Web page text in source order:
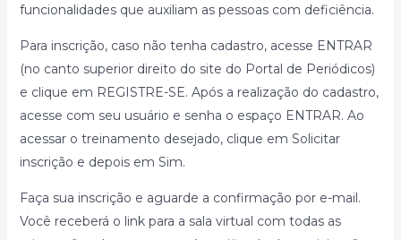
funcionalidades que auxiliam as pessoas com deficiência.
Para inscrição, caso não tenha cadastro, acesse ENTRAR
(no canto superior direito do site do Portal de Periódicos)
e clique em REGISTRE-SE. Após a realização do cadastro,
acesse com seu usuário e senha o espaço ENTRAR. Ao
acessar o treinamento desejado, clique em Solicitar
inscrição e depois em Sim.
Faça sua inscrição e aguarde a confirmação por e-mail.
Você receberá o link para a sala virtual com todas as